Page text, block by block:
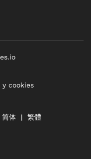
cookies
简体 繁體